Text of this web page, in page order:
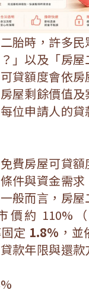
胎時，許多
？」以及「房
貸額度會依
屋剩餘價值
位申請人的
費房屋可貸
件與資金需
般而言，房
價約 110%
定 1.8% ，
款年限與還